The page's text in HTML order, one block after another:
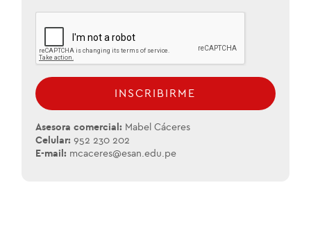
INSCRIBIRME
Asesora comercial: Mabel Cáceres
Celular:952 230 202
E-mail: mcaceres@esan.edu.pe